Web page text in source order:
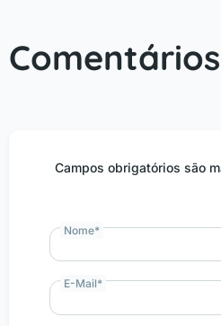
Comentários
Campos obrigatórios são
Nome*
E-Mail*